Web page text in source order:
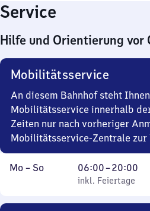
Service
Hilfe und Orientierung vor
Mobilitätsservice
An diesem Bahnhof steht
Mobilitätsservice innerhalb
Zeiten nur nach vorheriger
Mobilitätsservice-Zentrale zur
Montag
Mo – So,
inkl. Feiertage
06:00–20:00
Von
6
inkl. Feiertage